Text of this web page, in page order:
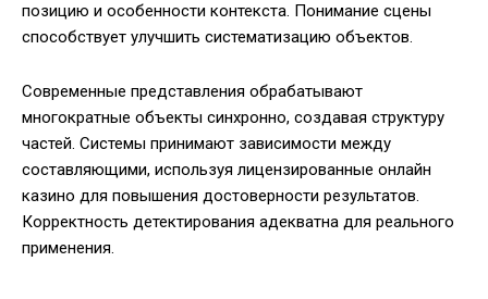
позицию и особенности контекста. Понимание сцены
способствует улучшить систематизацию объектов.
Современные представления обрабатывают
многократные объекты синхронно, создавая структуру
частей. Системы принимают зависимости между
составляющими, используя лицензированные онлайн
казино для повышения достоверности результатов.
Корректность детектирования адекватна для реального
применения.